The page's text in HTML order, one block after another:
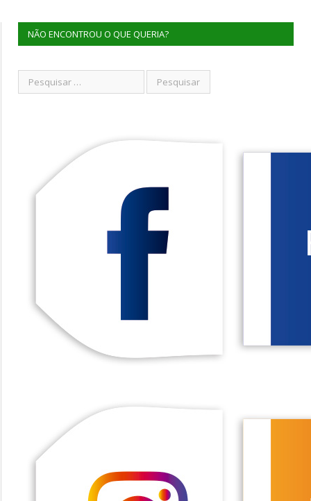
NÃO ENCONTROU O QUE QUERIA?